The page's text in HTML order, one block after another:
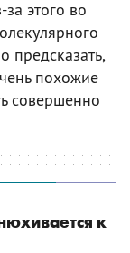
этого во
предсказать,
похожие
совершенно
к